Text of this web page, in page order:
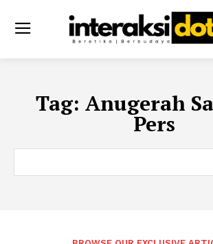
Tag: Anugerah
Pers